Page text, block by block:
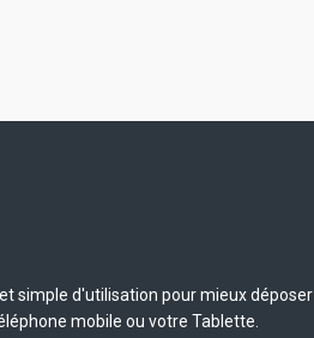
simple d'utilisation pour mieux déposer
mobile ou votre Tablette.